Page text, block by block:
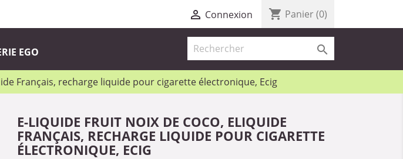
 Connexion shopping_cart Panier(0)
EGO 
Français, recharge liquide pour cigarette électronique, Ecig
E-LIQUIDE FRUIT NOIX DE COCO, ELIQUIDE
FRANÇAIS, RECHARGE LIQUIDE POUR CIGARETTE
ÉLECTRONIQUE, ECIG